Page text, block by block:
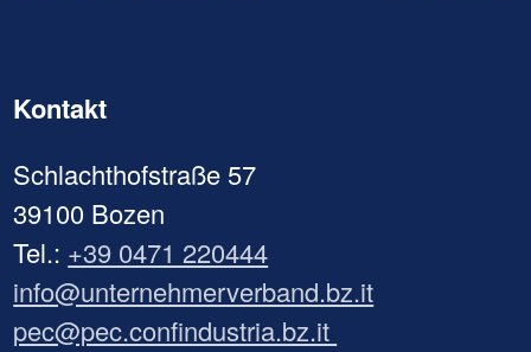
Kontakt
Schlachthofstraße 57
39100 Bozen
Tel.: +39 0471 220444
info@unternehmerverband.bz.it
pec@pec.confindustria.bz.it